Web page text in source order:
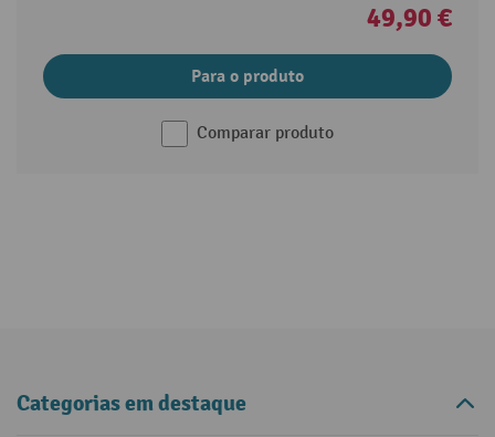
49,90 €
Para o produto
Comparar produto
Categorias em destaque